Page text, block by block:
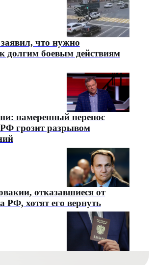
что нужно
долгим боевым действиям
намеренный перенос
РФ грозит разрывом
отказавшиеся от
РФ, хотят его вернуть